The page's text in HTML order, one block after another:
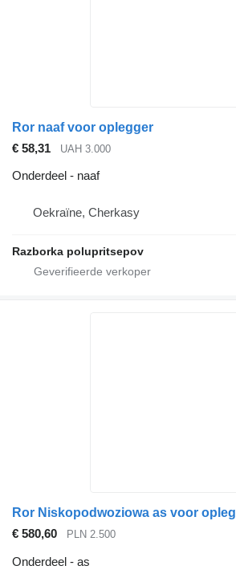
Ror naaf voor oplegger
€ 58,31
UAH 3.000
Onderdeel - naaf
Oekraïne, Cherkasy
Razborka polupritsepov
Ror Niskopodwoziowa as voor
€ 580,60
PLN 2.500
Onderdeel - as